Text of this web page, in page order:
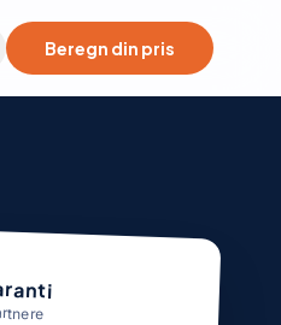
Beregn din pris